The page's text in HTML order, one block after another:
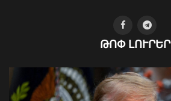
Օգոստոսի 16-ին «Երազ Այգի»-ում
կանցկացվի Ազգային տարազի
08 Օգոստոս, 2026 22:41
ԹՈՓ ԼՈՒՐԵՐ